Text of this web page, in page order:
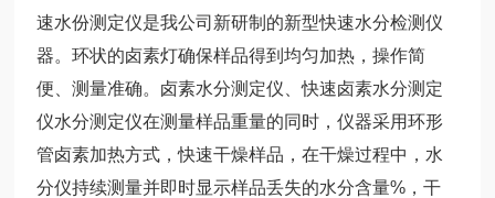
速水份测定仪是我公司新研制的新型快速水分检测仪
器。环状的卤素灯确保样品得到均匀加热，操作简
便、测量准确。卤素水分测定仪、快速卤素水分测定
仪水分测定仪在测量样品重量的同时，仪器采用环形
管卤素加热方式，快速干燥样品，在干燥过程中，水
分仪持续测量并即时显示样品丢失的水分含量%，干